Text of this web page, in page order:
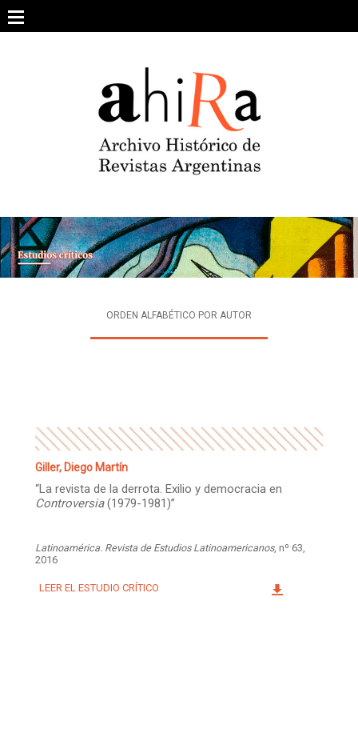
content
ARCHIVO DE REVISTAS
ESTUDIOS CRÍTICOS
INTEGRANTES
ORDEN ALFABÉTICO POR AUTOR
Giller, Diego Martín
“La revista de la derrota. Exilio y democracia en
Controversia(1979-1981)”
Latinoamérica. Revista de Estudios Latinoamericanos, nº 63,
2016
LEER EL ESTUDIO CRÍTICO